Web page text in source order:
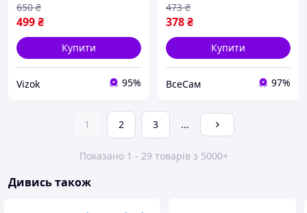
499₴
650 ₴
Купити
Vizok 95%
378₴
473 ₴
Купити
ВсеСам 97%
1 2 3 ...
Показано 1 - 29 товарів з 5000+
Дивись також